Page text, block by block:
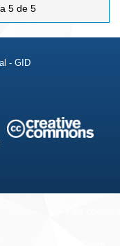
5 de 5
- GID